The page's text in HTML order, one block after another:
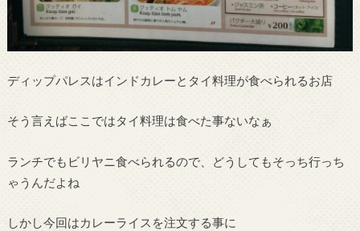
ディップパレスはインドカレーとタイ料理が食べられるお店
そう言えばここではタイ料理は食べた事ないなぁ
ランチでもビリヤニ食べられるので、どうしてもそっち行っち
ゃうんだよね
しかし今回はカレーライスを注文する事に